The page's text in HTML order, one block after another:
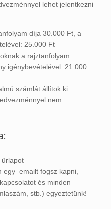
lehet jelentkezni
díja 30.000 Ft, a
25.000 Ft
a rajztanfolyam
igénybevételével: 21.000
számlát állítok ki.
nem
űrlapot
egy emailt fogsz kapni,
és minden
stb.) egyeztetünk!